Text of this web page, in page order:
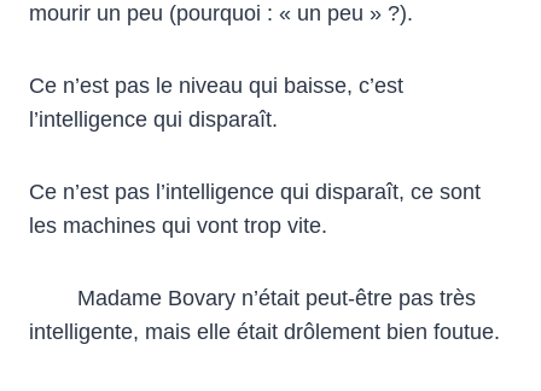
mourir un peu (pourquoi : « un peu » ?).
Ce n’est pas le niveau qui baisse, c’est
l’intelligence qui disparaît.
Ce n’est pas l’intelligence qui disparaît, ce sont
les machines qui vont trop vite.
Madame Bovary n’était peut-être pas très
intelligente, mais elle était drôlement bien foutue.